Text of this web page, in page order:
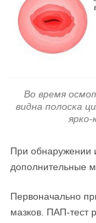
Во время
видна полоска
При обнаружении
дополнительные
Первоначально
мазков. ПАП-тест